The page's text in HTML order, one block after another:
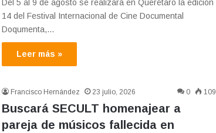
Del 5 al 9 de agosto se realizará en Querétaro la edición
14 del Festival Internacional de Cine Documental
Doqumenta,…
Leer más »
Francisco Hernández 23 julio, 2026 0 109
Buscará SECULT homenajear a
pareja de músicos fallecida en